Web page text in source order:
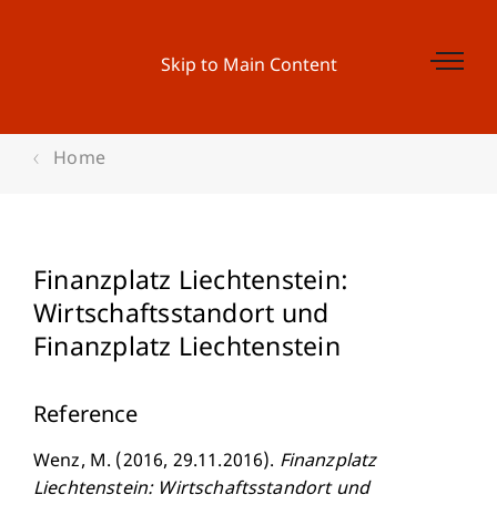
Skip to Main Content
Home
Finanzplatz Liechtenstein:
Wirtschaftsstandort und
Finanzplatz Liechtenstein
Reference
Wenz, M. (2016, 29.11.2016). Finanzplatz
Liechtenstein: Wirtschaftsstandort und